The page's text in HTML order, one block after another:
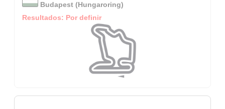
Budapest (Hungaroring)
Resultados: Por definir